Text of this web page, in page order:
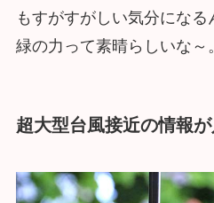
もすがすがしい気分になる
緑の力って素晴らしいな～。
超大型台風接近の情報が